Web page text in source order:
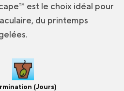
est le choix idéal pour
du printemps
(Jours)